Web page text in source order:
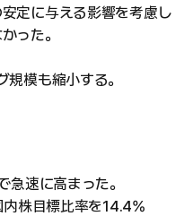
定に与える影響を考慮し
った。
模も縮小する。
速に高まった。
株目標比率を14.4%